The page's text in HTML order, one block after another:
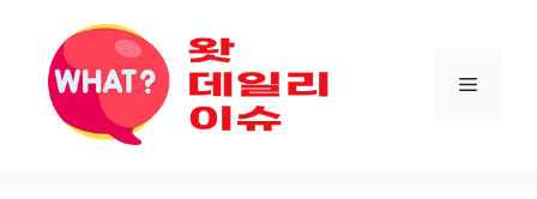
건너뛰기
메뉴